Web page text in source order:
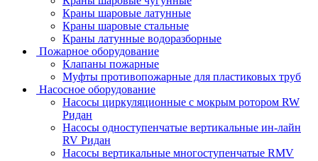
Краны шаровые латунные
Краны шаровые стальные
Краны латунные водоразборные
Пожарное оборудование
Клапаны пожарные
Муфты противопожарные для пластиковых труб
Насосное оборудование
Насосы циркуляционные с мокрым ротором RW
Ридан
Насосы одноступенчатые вертикальные ин-лайн
RV Ридан
Насосы вертикальные многоступенчатые RMV